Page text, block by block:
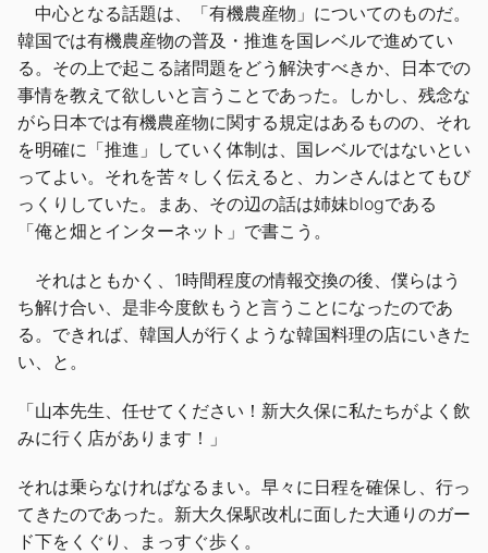
中心となる話題は、「有機農産物」についてのものだ。
韓国では有機農産物の普及・推進を国レベルで進めてい
る。その上で起こる諸問題をどう解決すべきか、日本での
事情を教えて欲しいと言うことであった。しかし、残念な
がら日本では有機農産物に関する規定はあるものの、それ
を明確に「推進」していく体制は、国レベルではないとい
ってよい。それを苦々しく伝えると、カンさんはとてもび
っくりしていた。まあ、その辺の話は姉妹blogである
「俺と畑とインターネット」で書こう。
それはともかく、1時間程度の情報交換の後、僕らはう
ち解け合い、是非今度飲もうと言うことになったのであ
る。できれば、韓国人が行くような韓国料理の店にいきた
い、と。
「山本先生、任せてください！新大久保に私たちがよく飲
みに行く店があります！」
それは乗らなければなるまい。早々に日程を確保し、行っ
てきたのであった。新大久保駅改札に面した大通りのガー
ド下をくぐり、まっすぐ歩く。